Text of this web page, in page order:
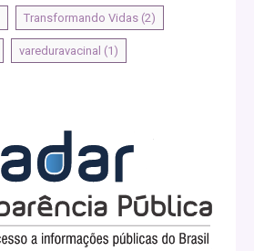
Transformando Vidas (2)
vareduravacinal (1)